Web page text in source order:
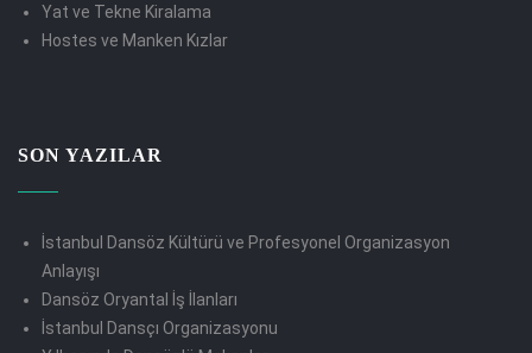
Yat ve Tekne Kiralama
Hostes ve Manken Kızlar
SON YAZILAR
İstanbul Dansöz Kültürü ve Profesyonel Organizasyon
Anlayışı
Dansöz Oryantal İş İlanları
İstanbul Dansçı Organizasyonu